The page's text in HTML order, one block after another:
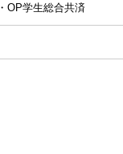
OP学生総合共済